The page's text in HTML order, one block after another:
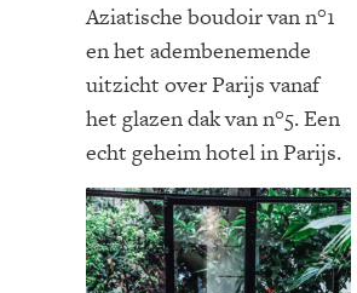
Aziatische boudoir van n°1
en het adembenemende
uitzicht over Parijs vanaf
het glazen dak van n°5. Een
echt geheim hotel in Parijs.